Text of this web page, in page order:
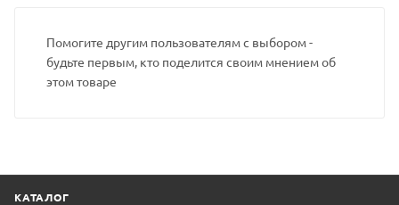
Помогите другим пользователям с выбором -
будьте первым, кто поделится своим мнением об
этом товаре
КАТАЛОГ